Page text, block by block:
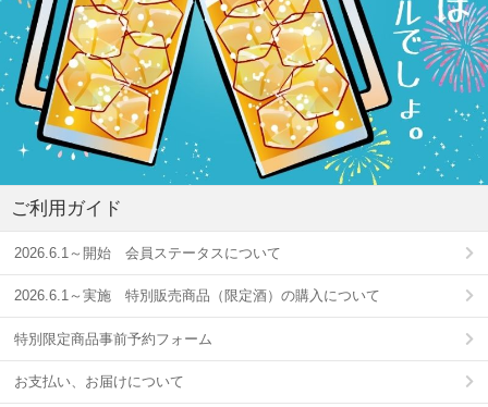
ご利用ガイド
2026.6.1～開始 会員ステータスについて
2026.6.1～実施 特別販売商品（限定酒）の購入について
特別限定商品事前予約フォーム
お支払い、お届けについて